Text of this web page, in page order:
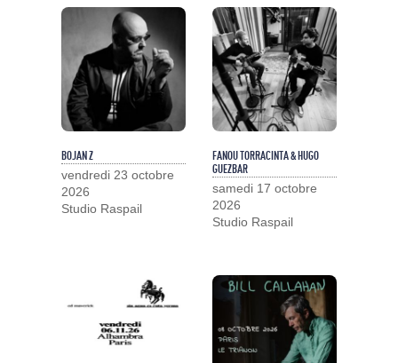
BOJAN Z
vendredi 23 octobre
2026
Studio Raspail
FANOU TORRACINTA & HUGO
GUEZBAR
samedi 17 octobre
2026
Studio Raspail